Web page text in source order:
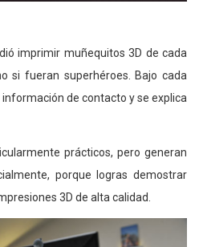
imprimir muñequitos 3D de cada
si fueran superhéroes. Bajo cada
de contacto y se explica
prácticos, pero generan
porque logras demostrar
3D de alta calidad.